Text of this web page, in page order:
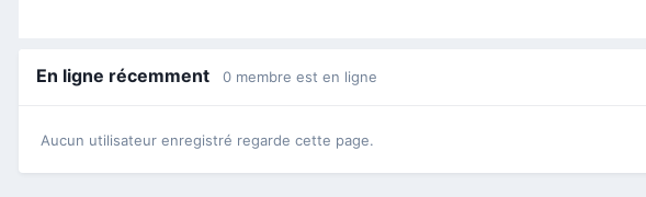
En ligne récemment 0 membre est en ligne
Aucun utilisateur enregistré regarde cette page.